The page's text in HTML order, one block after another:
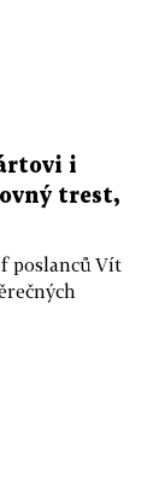
i
trest,
poslanců Vít